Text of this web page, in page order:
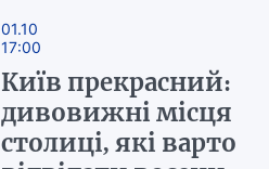
01.10
17:00
Київ прекрасний:
дивовижні місця
столиці, які варто